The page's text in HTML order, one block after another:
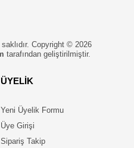
Copyright © 2026
tarafından geliştirilmiştir.
ÜYELİK
Yeni Üyelik Formu
Üye Girişi
Sipariş Takip